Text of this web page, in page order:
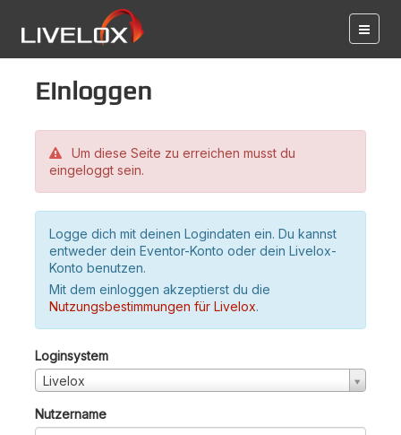
Einloggen
Um diese Seite zu erreichen musst du
eingeloggt sein.
Logge dich mit deinen Logindaten ein. Du kannst
entweder dein Eventor-Konto oder dein Livelox-
Konto benutzen.
Mit dem einloggen akzeptierst du die
Nutzungsbestimmungen für Livelox.
Loginsystem
Livelox
Nutzername